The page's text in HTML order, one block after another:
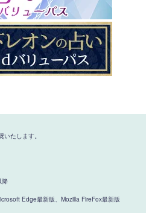
たします。
降
Edge最新版、Mozilla FireFox最新版